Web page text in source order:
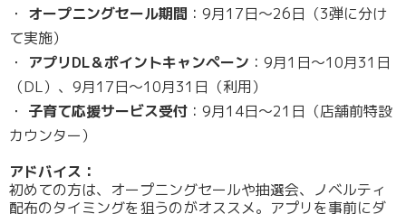
オープニングセール期間 ：9月17日～26日（3弾に分け
て実施）
アプリDL＆ポイントキャンペーン ：9月1日～10月31日
（DL）、9月17日～10月31日（利用）
子育て応援サービス受付 ：9月14日～21日（店舗前特設
カウンター）
アドバイス：
初めての方は、オープニングセールや抽選会、ノベルティ
配布のタイミングを狙うのがオススメ。アプリを事前にダ